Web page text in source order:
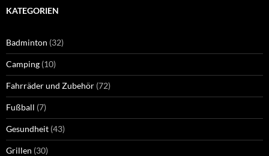
KATEGORIEN
Badminton (32)
Camping (10)
Fahrräder und Zubehör (72)
Fußball (7)
Gesundheit (43)
Grillen (30)